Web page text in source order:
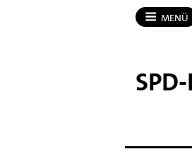
MENÜ